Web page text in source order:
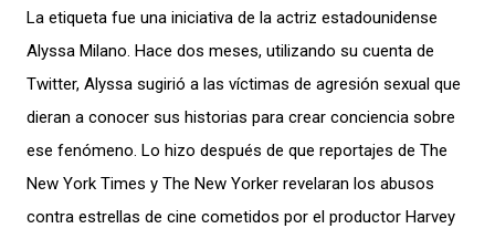
La etiqueta fue una iniciativa de la actriz estadounidense
Alyssa Milano. Hace dos meses, utilizando su cuenta de
Twitter, Alyssa sugirió a las víctimas de agresión sexual que
dieran a conocer sus historias para crear conciencia sobre
ese fenómeno. Lo hizo después de que reportajes de The
New York Times y The New Yorker revelaran los abusos
contra estrellas de cine cometidos por el productor Harvey